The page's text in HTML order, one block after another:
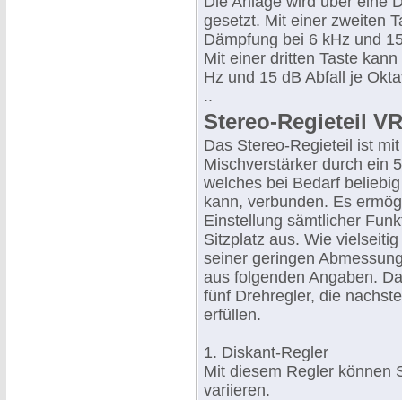
gesetzt. Mit einer zweiten
Dämpfung bei 6 kHz und
Mit einer dritten Taste
Hz und 15 dB Abfall je
..
Stereo-Regieteil
Das Stereo-Regieteil ist
Mischverstärker durch ein
welches bei Bedarf
kann, verbunden. Es
Einstellung sämtlicher
Sitzplatz aus. Wie
seiner geringen
aus folgenden Angaben.
fünf Drehregler, die
erfüllen.
1. Diskant-Regler
Mit diesem Regler können
variieren.